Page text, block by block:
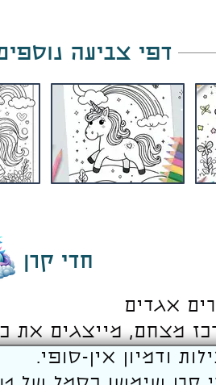
דפי צביעה
חדי קרן
אגדים
מצחם, מייצגים את
ודמיון אין-סופי.